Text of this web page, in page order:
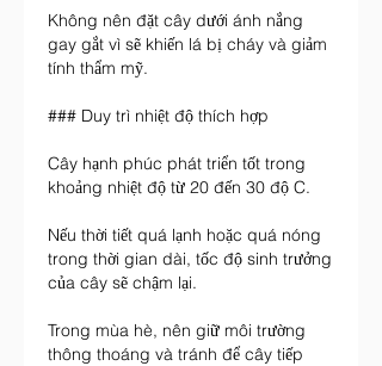
Không nên đặt cây dưới ánh nắng
gay gắt vì sẽ khiến lá bị cháy và giảm
tính thẩm mỹ.
### Duy trì nhiệt độ thích hợp
Cây hạnh phúc phát triển tốt trong
khoảng nhiệt độ từ 20 đến 30 độ C.
Nếu thời tiết quá lạnh hoặc quá nóng
trong thời gian dài, tốc độ sinh trưởng
của cây sẽ chậm lại.
Trong mùa hè, nên giữ môi trường
thông thoáng và tránh để cây tiếp